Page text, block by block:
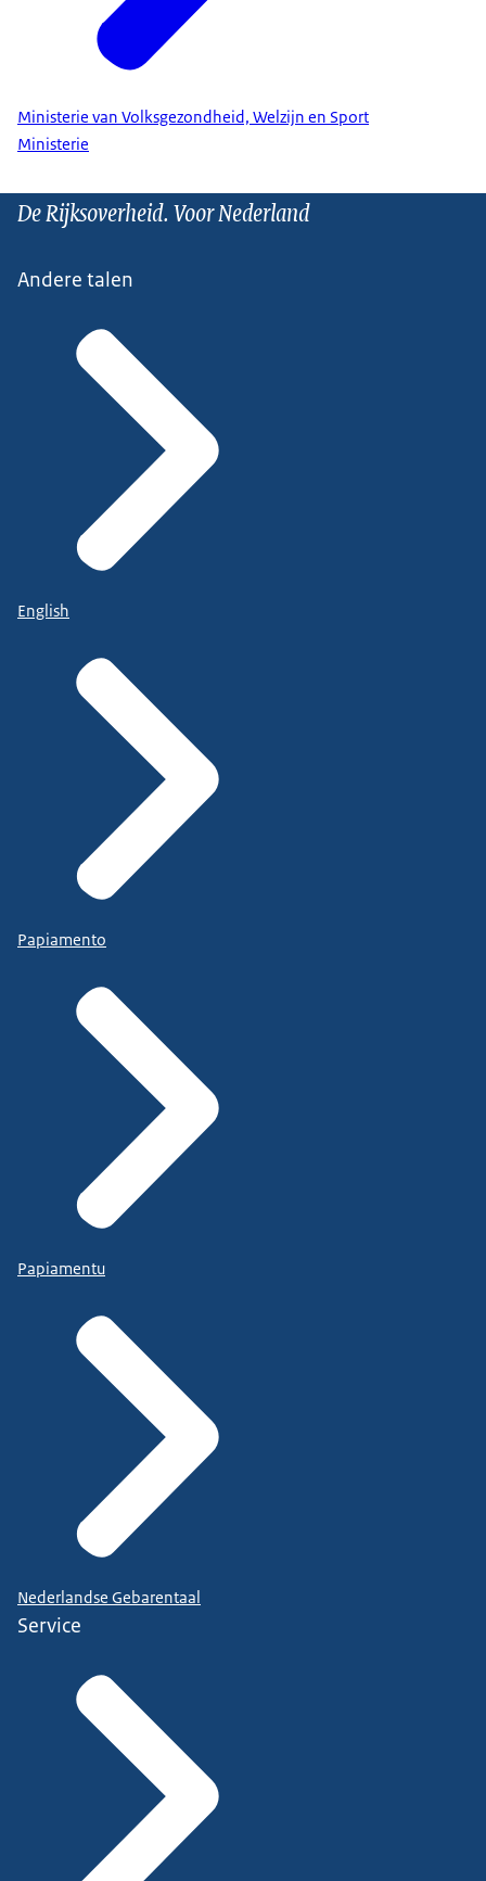
Ministerie van Volksgezondheid, Welzijn en Sport
Ministerie
De Rijksoverheid. Voor Nederland
Andere talen
English
Papiamento
Papiamentu
Nederlandse Gebarentaal
Service